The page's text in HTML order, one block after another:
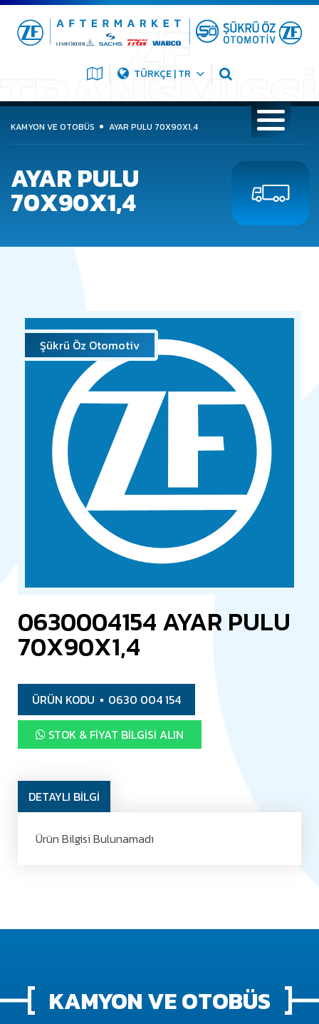
TÜRKÇE | TR
KAMYON VE OTOBÜS AYAR PULU 70X90X1,4
AYAR PULU
70X90X1,4
Şükrü Öz Otomotiv
0630004154 AYAR PULU
70X90X1,4
ÜRÜN KODU 0630 004 154
STOK & FIYAT BILGISI ALIN
DETAYLI BİLGİ
Ürün Bilgisi Bulunamadı
KAMYON VE OTOBÜS